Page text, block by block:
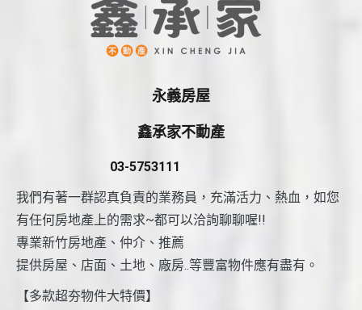
永義房屋
鑫承家不動產
03-5753111
我們有著一群認真負責的業務員，充滿活力、熱血，如您
有任何房地產上的需求~都可以洽詢聊聊喔!!
專業新竹房地產、仲介、推薦
提供房屋、店面、土地、廠房..等豐富物件應有盡有。
【多款超夯物件大特價】